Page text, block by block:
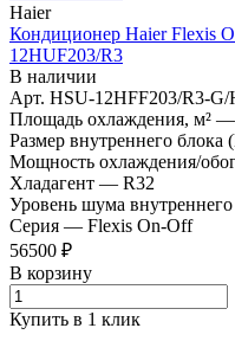
Haier
Кондиционер Haier Flexis
12HUF203/R3
В наличии
Арт. HSU-12HFF203/R3-
Площадь охлаждения, м² —
Размер внутреннего
Мощность охлаждения/
Хладагент — R32
Уровень шума внутреннего
Серия — Flexis On-Off
56500 ₽
В корзину
Купить в 1 клик